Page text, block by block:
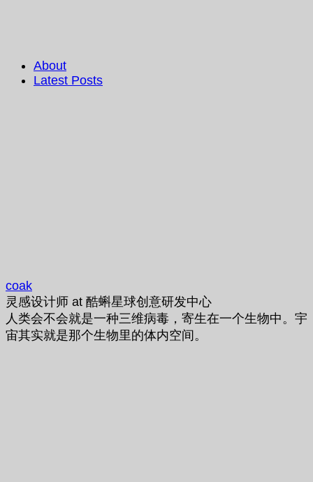
About
Latest Posts
coak
灵感设计师 at 酷蝌星球创意研发中心
人类会不会就是一种三维病毒，寄生在一个生物中。宇
宙其实就是那个生物里的体内空间。